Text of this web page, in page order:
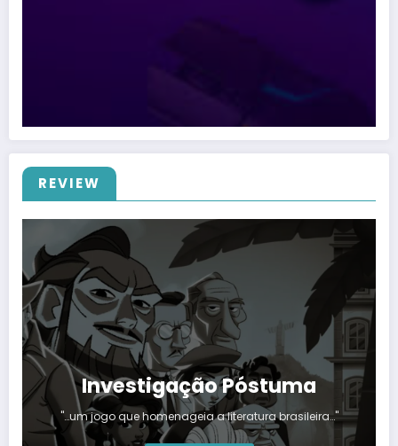
REVIEW
Investigação Póstuma
"…um jogo que homenageia a literatura brasileira…"